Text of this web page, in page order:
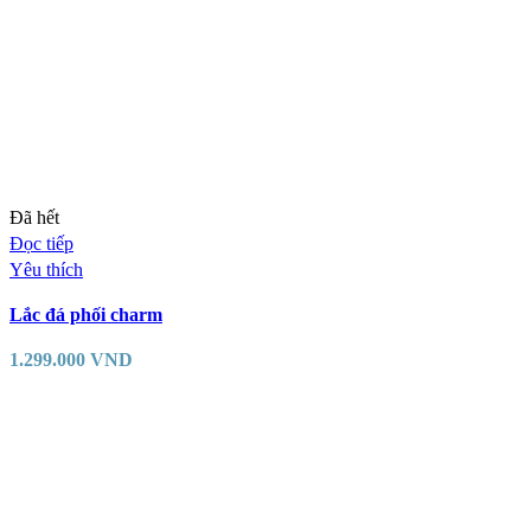
Đã hết
Đọc tiếp
Yêu thích
Lắc đá phối charm
1.299.000 VND